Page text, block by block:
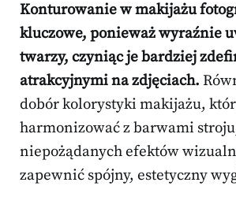
Konturowanie w makijażu
kluczowe, ponieważ wyraźnie
twarzy, czyniąc je bardziej
atrakcyjnymi na zdjęciach.
dobór kolorystyki makijażu,
harmonizować z barwami
niepożądanych efektów
zapewnić spójny, estetyczny